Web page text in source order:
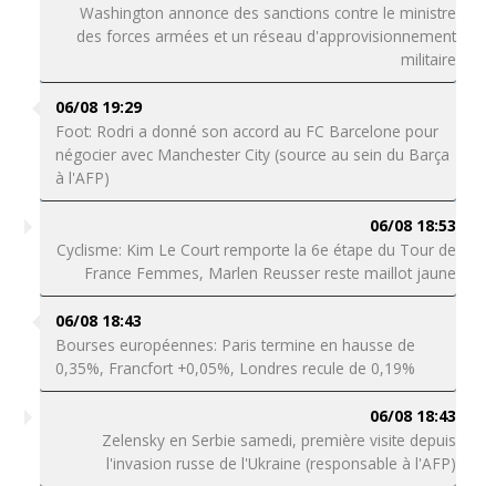
Washington annonce des sanctions contre le ministre
des forces armées et un réseau d'approvisionnement
militaire
06/08 19:29
Foot: Rodri a donné son accord au FC Barcelone pour
négocier avec Manchester City (source au sein du Barça
à l'AFP)
06/08 18:53
Cyclisme: Kim Le Court remporte la 6e étape du Tour de
France Femmes, Marlen Reusser reste maillot jaune
06/08 18:43
Bourses européennes: Paris termine en hausse de
0,35%, Francfort +0,05%, Londres recule de 0,19%
06/08 18:43
Zelensky en Serbie samedi, première visite depuis
l'invasion russe de l'Ukraine (responsable à l'AFP)